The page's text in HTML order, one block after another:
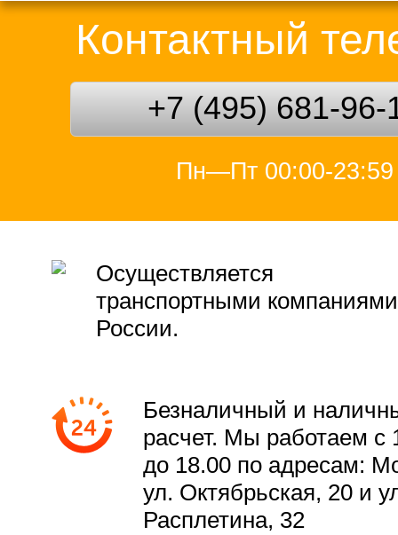
Контактный
+7 (495) 681-96-
Пн—Пт 00:00-23:59
Осуществляется
транспортными компаниями
России.
Безналичный и
расчет. Мы работаем с
до 18.00 по адресам:
ул. Октябрьская, 20 и
Расплетина, 32